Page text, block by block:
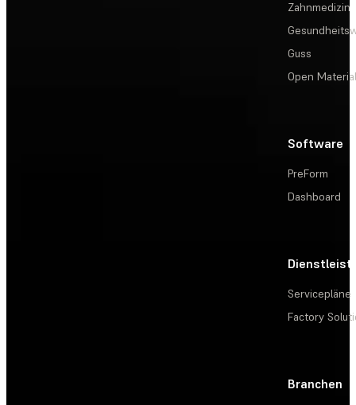
Zahnmedizin
Guss
Open
Software
PreForm
Dashboard
Servicepläne
Factory
Branchen